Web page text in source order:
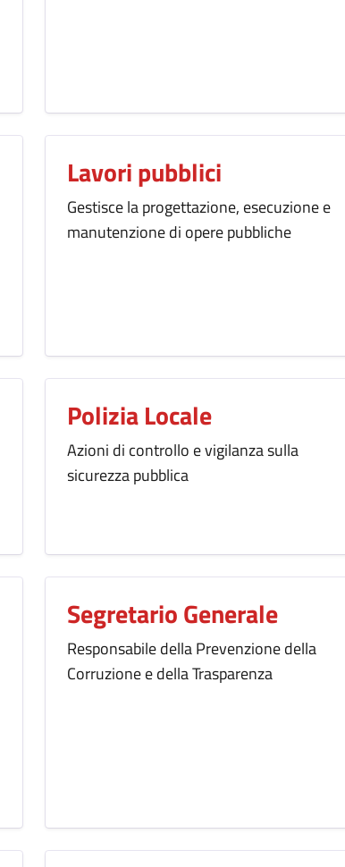
Lavori pubblici
Gestisce la progettazione, esecuzione e
manutenzione di opere pubbliche
Polizia Locale
Azioni di controllo e vigilanza sulla
sicurezza pubblica
Segretario Generale
Responsabile della Prevenzione della
Corruzione e della Trasparenza